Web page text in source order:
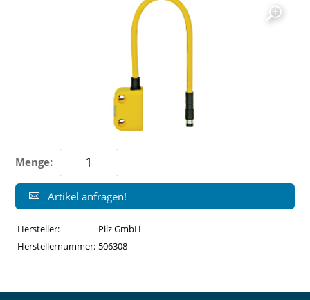
Menge:
Artikel anfragen!
Hersteller:
Pilz GmbH
Herstellernummer: 506308